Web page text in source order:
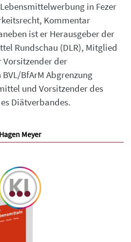
in Fezer
Kommentar
ist er Herausgeber der
Rundschau (DLR), Mitglied
der
BfArM Abgrenzung
und Vorsitzender des
Diätverbandes.
Meyer